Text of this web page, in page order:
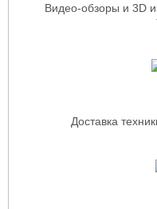
Видео-обзоры и 3D
Доставка